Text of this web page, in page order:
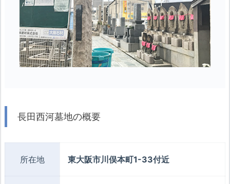
長田西河墓地の概要
所在地 東大阪市川俣本町1-33付近